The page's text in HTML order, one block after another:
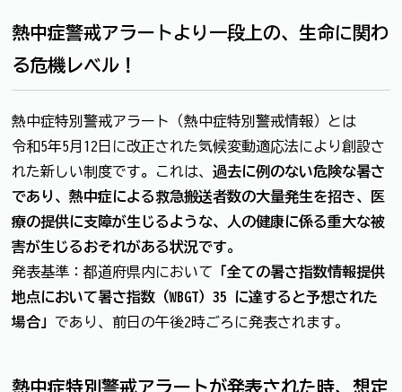
熱中症警戒アラートより一段上の、生命に関わ
る危機レベル！
熱中症特別警戒アラート（熱中症特別警戒情報）とは
令和5年5月12日に改正された気候変動適応法により創設さ
れた新しい制度です。 これは、 過去に例のない危険な暑さ
であり、熱中症による救急搬送者数の大量発生を招き、医
療の提供に支障が生じるような、人の健康に係る重大な被
害が生じるおそれがある状況です。
発表基準：都道府県内において 「全ての暑さ指数情報提供
地点において暑さ指数（WBGT）35 に達すると予想された
場合」 であり、前日の午後2時ごろに発表されます。
熱中症特別警戒アラートが発表された時、想定